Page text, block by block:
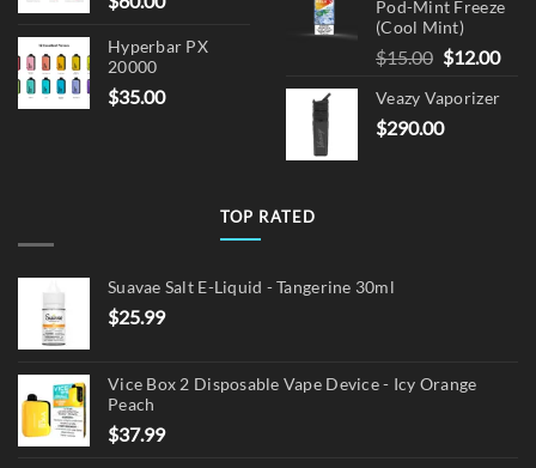
Hyperbar PX
20000
$35.00
Pod-Mint Freeze
(Cool Mint)
$15.00 Original
was:
$15.00.
$12.00
Veazy Vaporizer
$290.00
TOP RATED
Suavae Salt E-Liquid - Tangerine 30ml
$25.99
Vice Box 2 Disposable Vape Device - Icy Orange
Peach
$37.99